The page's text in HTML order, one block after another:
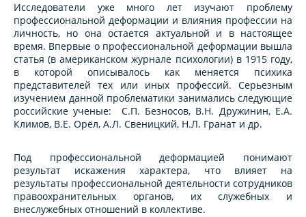
Исследователи уже много лет изучают проблему
профессиональной деформации и влияния профессии на
личность, но она остается актуальной и в настоящее
время. Впервые о профессиональной деформации вышла
статья (в американском журнале психологии) в 1915 году,
в которой описывалось как меняется психика
представителей тех или иных профессий. Серьезным
изучением данной проблематики занимались следующие
российские ученые: С.П. Безносов, В.Н. Дружинин, Е.А.
Климов, В.Е. Орёл, А.Л. Свеницкий, Н.Л. Гранат и др.
Под профессиональной деформацией понимают
результат искажения характера, что влияет на
результаты профессиональной деятельности сотрудников
правоохранительных органов, их служебных и
внеслужебных отношений в коллективе.